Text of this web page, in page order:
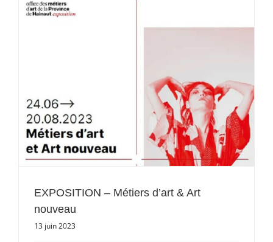
EXPOSITION – Métiers d’art & Art
nouveau
13 juin 2023